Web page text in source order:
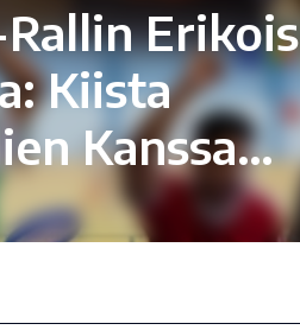
Kiista
Kanssa…